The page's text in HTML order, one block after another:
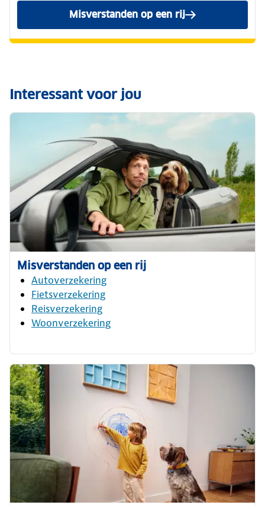
Misverstanden op een rij
bekijken.
Interessant voor jou
Misverstanden op een rij
Autoverzekering
Fietsverzekering
Reisverzekering
Woonverzekering